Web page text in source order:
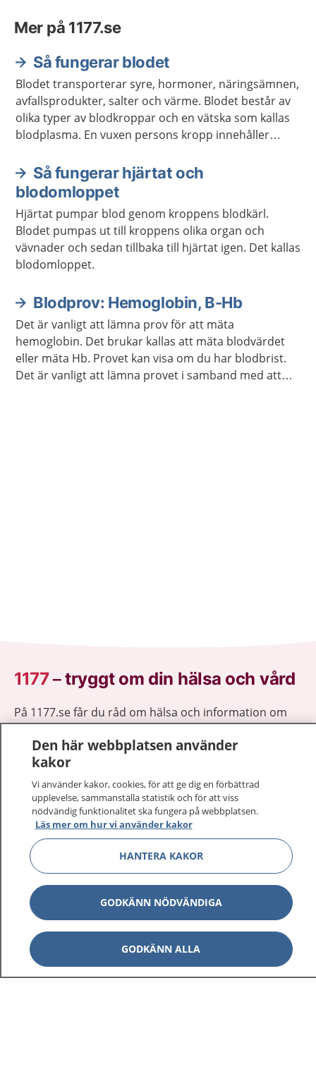
Mer på 1177.se
Så fungerar blodet
Blodet transporterar syre, hormoner, näringsämnen,
avfallsprodukter, salter och värme. Blodet består av
olika typer av blodkroppar och en vätska som kallas
blodplasma. En vuxen persons kropp innehåller
Så fungerar hjärtat och
blodomloppet
Hjärtat pumpar blod genom kroppens blodkärl.
Blodet pumpas ut till kroppens olika organ och
vävnader och sedan tillbaka till hjärtat igen. Det kallas
blodomloppet.
Blodprov: Hemoglobin, B-Hb
Det är vanligt att lämna prov för att mäta
hemoglobin. Det brukar kallas att mäta blodvärdet
eller mäta Hb. Provet kan visa om du har blodbrist.
Det är vanligt att lämna provet i samband med att
1177–tryggt om din hälsa och vård
På 1177.se får du råd om hälsa och information om
sjukdomar och vilka mottagningar du kan kontakta.
Logga in för att läsa din journal och göra dina
vårdärenden. Ring telefonnummer 1177 för
sjukvårdsrådgivning dygnet runt.
1177 ger dig råd när du vill må bättre.
1177 på flera språk Visa
Om 1177 Visa
Kontakt Visa
Den här webbplatsen använder
kakor
Vi använder kakor, cookies, för att ge dig en förbättrad
upplevelse, sammanställa statistik och för att viss
nödvändig funktionalitet ska fungera på webbplatsen.
Läs mer om hur vi använder kakor
HANTERA KAKOR
GODKÄNN NÖDVÄNDIGA
GODKÄNN ALLA